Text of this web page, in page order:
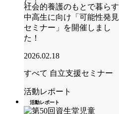
社会的養護のもとで暮らす
中高生に向け「可能性発見
セミナー」を開催しまし
た！
2026.02.18
すべて 自立支援セミナー
活動レポート
活動レポート